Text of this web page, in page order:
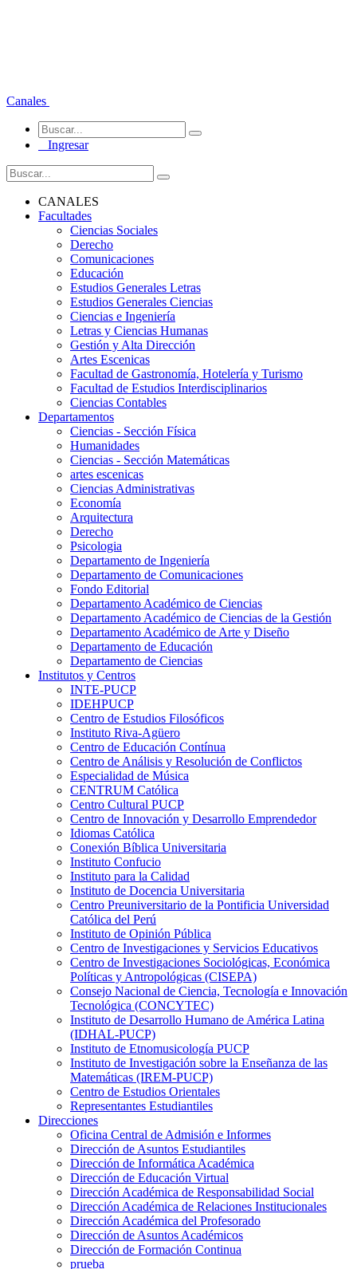
Canales
Ingresar
CANALES
Facultades
Ciencias Sociales
Derecho
Comunicaciones
Educación
Estudios Generales Letras
Estudios Generales Ciencias
Ciencias e Ingeniería
Letras y Ciencias Humanas
Gestión y Alta Dirección
Artes Escenicas
Facultad de Gastronomía, Hotelería y Turismo
Facultad de Estudios Interdisciplinarios
Ciencias Contables
Departamentos
Ciencias - Sección Física
Humanidades
Ciencias - Sección Matemáticas
artes escenicas
Ciencias Administrativas
Economía
Arquitectura
Derecho
Psicologia
Departamento de Ingeniería
Departamento de Comunicaciones
Fondo Editorial
Departamento Académico de Ciencias
Departamento Académico de Ciencias de la Gestión
Departamento Académico de Arte y Diseño
Departamento de Educación
Departamento de Ciencias
Institutos y Centros
INTE-PUCP
IDEHPUCP
Centro de Estudios Filosóficos
Instituto Riva-Agüero
Centro de Educación Contínua
Centro de Análisis y Resolución de Conflictos
Especialidad de Música
CENTRUM Católica
Centro Cultural PUCP
Centro de Innovación y Desarrollo Emprendedor
Idiomas Católica
Conexión Bíblica Universitaria
Instituto Confucio
Instituto para la Calidad
Instituto de Docencia Universitaria
Centro Preuniversitario de la Pontificia Universidad
Católica del Perú
Instituto de Opinión Pública
Centro de Investigaciones y Servicios Educativos
Centro de Investigaciones Sociológicas, Económica
Políticas y Antropológicas (CISEPA)
Consejo Nacional de Ciencia, Tecnología e Innovación
Tecnológica (CONCYTEC)
Instituto de Desarrollo Humano de América Latina
(IDHAL-PUCP)
Instituto de Etnomusicología PUCP
Instituto de Investigación sobre la Enseñanza de las
Matemáticas (IREM-PUCP)
Centro de Estudios Orientales
Representantes Estudiantiles
Direcciones
Oficina Central de Admisión e Informes
Dirección de Asuntos Estudiantiles
Dirección de Informática Académica
Dirección de Educación Virtual
Dirección Académica de Responsabilidad Social
Dirección Académica de Relaciones Institucionales
Dirección Académica del Profesorado
Dirección de Asuntos Académicos
Dirección de Formación Continua
prueba